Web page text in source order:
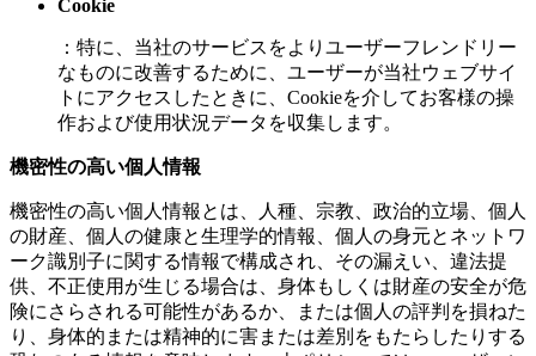
Cookie
：特に、当社のサービスをよりユーザーフレンドリー
なものに改善するために、ユーザーが当社ウェブサイ
トにアクセスしたときに、Cookieを介してお客様の操
作および使用状況データを収集します。
機密性の高い個人情報
機密性の高い個人情報とは、人種、宗教、政治的立場、個人
の財産、個人の健康と生理学的情報、個人の身元とネットワ
ーク識別子に関する情報で構成され、その漏えい、違法提
供、不正使用が生じる場合は、身体もしくは財産の安全が危
険にさらされる可能性があるか、または個人の評判を損ねた
り、身体的または精神的に害または差別をもたらしたりする